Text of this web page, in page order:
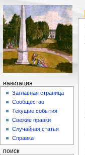
навигация
Заглавная страница
Сообщество
Текущие события
Свежие правки
Случайная статья
Справка
поиск